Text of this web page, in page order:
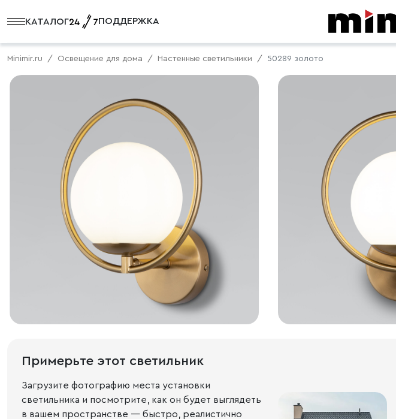
КАТАЛОГ ПОДДЕРЖКА
Minimir.ru Освещение для дома Настенные светильники 50289 золото
Примерьте этот светильник
Загрузите фотографию места установки
светильника и посмотрите, как он будет выглядеть
в вашем пространстве — быстро, реалистично